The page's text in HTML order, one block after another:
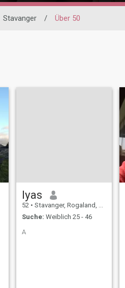
Stavanger / Über 50
Iyas
52 • Stavanger, Rogaland, Norwegen
Suche: Weiblich 25 - 46
A